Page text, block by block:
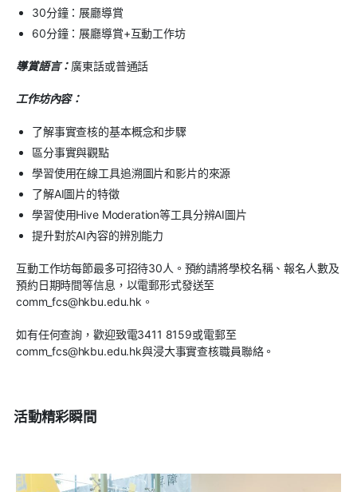
30分鐘：展廳導賞
60分鐘：展廳導賞+互動工作坊
導賞語言： 廣東話或普通話
工作坊內容：
了解事實查核的基本概念和步驟
區分事實與觀點
學習使用在線工具追溯圖片和影片的來源
了解AI圖片的特徵
學習使用Hive Moderation等工具分辨AI圖片
提升對於AI內容的辨別能力
互動工作坊每節最多可招待30人。預約請將學校名稱、報名人數及
預約日期時間等信息，以電郵形式發送至
comm_fcs@hkbu.edu.hk。
如有任何查詢，歡迎致電3411 8159或電郵至
comm_fcs@hkbu.edu.hk與浸大事實查核職員聯絡。
活動精彩瞬間